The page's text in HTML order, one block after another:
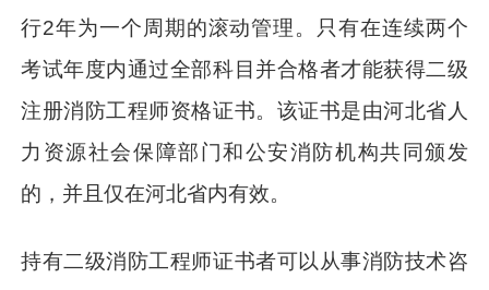
行2年为一个周期的滚动管理。只有在连续两个
考试年度内通过全部科目并合格者才能获得二级
注册消防工程师资格证书。该证书是由河北省人
力资源社会保障部门和公安消防机构共同颁发
的，并且仅在河北省内有效。
持有二级消防工程师证书者可以从事消防技术咨